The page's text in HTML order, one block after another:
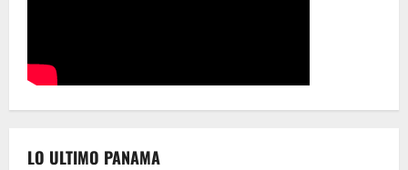
LO ULTIMO PANAMA